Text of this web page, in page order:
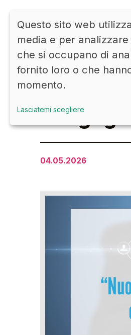
Nuovi e
04.05.2026
Questo sito web
media e per
che si occupano di
fornito loro o che
momento.
Lasciatemi scegliere